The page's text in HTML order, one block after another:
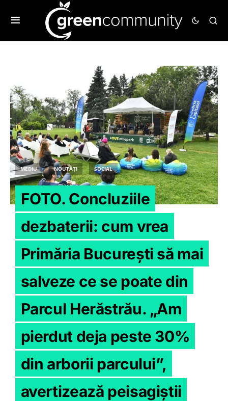
MEDIU NOUTĂȚI SOCIAL
FOTO. Concluziile
dezbaterii: cum vrea
Primăria București să mai
salveze ce se poate din
Parcul Herăstrău. „Am
pierdut deja peste 30%
din arborii parcului”,
avertizează peisagiștii